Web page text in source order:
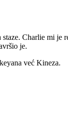
Charlie mi je
je.
već Kineza.